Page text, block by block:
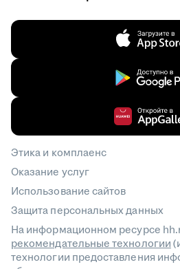
Этика и комплаенс
Оказание услуг
Использование сайтов
Защита персональных данных
На информационном ресурсе
рекомендательные технологии
технологии предоставления